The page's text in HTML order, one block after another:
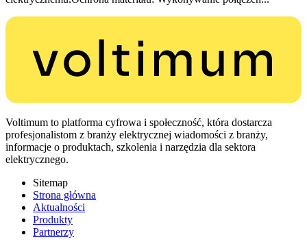
Voltimum to platforma cyfrowa i społeczność, która dostarcza
profesjonalistom z branży elektrycznej wiadomości z branży,
informacje o produktach, szkolenia i narzędzia dla sektora
elektrycznego.
Sitemap
Strona główna
Aktualności
Produkty
Partnerzy